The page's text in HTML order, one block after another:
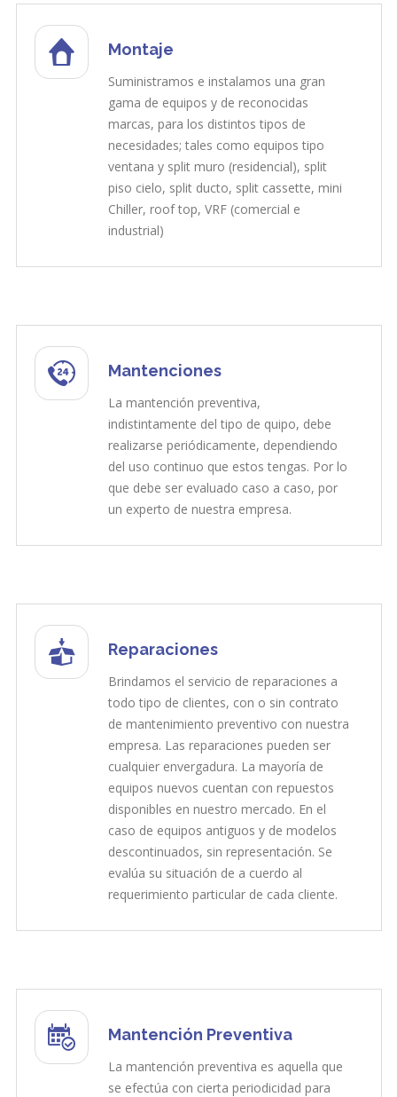
Montaje
Suministramos e instalamos una gran
gama de equipos y de reconocidas
marcas, para los distintos tipos de
necesidades; tales como equipos tipo
ventana y split muro (residencial), split
piso cielo, split ducto, split cassette, mini
Chiller, roof top, VRF (comercial e
industrial)
Mantenciones
La mantención preventiva,
indistintamente del tipo de quipo, debe
realizarse periódicamente, dependiendo
del uso continuo que estos tengas. Por lo
que debe ser evaluado caso a caso, por
un experto de nuestra empresa.
Reparaciones
Brindamos el servicio de reparaciones a
todo tipo de clientes, con o sin contrato
de mantenimiento preventivo con nuestra
empresa. Las reparaciones pueden ser
cualquier envergadura. La mayoría de
equipos nuevos cuentan con repuestos
disponibles en nuestro mercado. En el
caso de equipos antiguos y de modelos
descontinuados, sin representación. Se
evalúa su situación de a cuerdo al
requerimiento particular de cada cliente.
Mantención Preventiva
La mantención preventiva es aquella que
se efectúa con cierta periodicidad para